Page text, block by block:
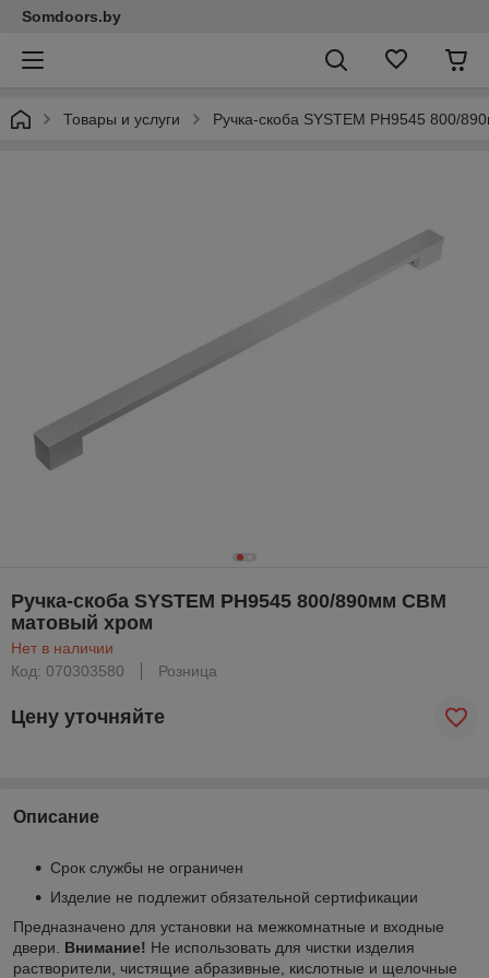
Somdoors.by
Товары и услуги Ручка-скоба SYSTEM PH9545 800/
Ручка-скоба SYSTEM PH9545 800/890мм CBM
матовый хром
Нет в наличии
Код: 070303580
Розница
Цену уточняйте
Описание
Срок службы не ограничен
Изделие не подлежит обязательной сертификации
Предназначено для установки на межкомнатные и входные
двери. Внимание! Не использовать для чистки изделия
растворители, чистящие абразивные, кислотные и щелочные